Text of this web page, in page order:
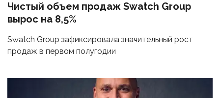
Чистый объем продаж Swatch Group
вырос на 8,5%
Swatch Group зафиксировала значительный рост
продаж в первом полугодии